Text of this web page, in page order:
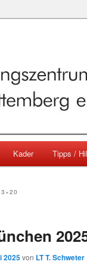
springenspringen
Kader Tipps /
3×20
2025von LT T. Schweter